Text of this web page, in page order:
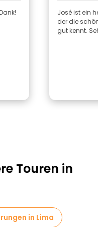
José ist ein
der die
gut
Touren in
in Lima